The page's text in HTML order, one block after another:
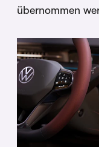
übernommen